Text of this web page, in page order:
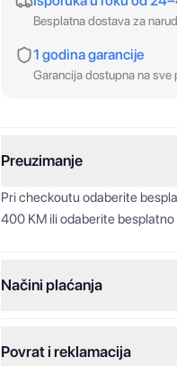
Besplatna dostava za
1 godina garancije
Garancija dostupna na sve
Preuzimanje
Pri checkoutu odaberite
400 KM ili odaberite
Načini plaćanja
Jednokratna plaćanja:
Povrat i reklamacija